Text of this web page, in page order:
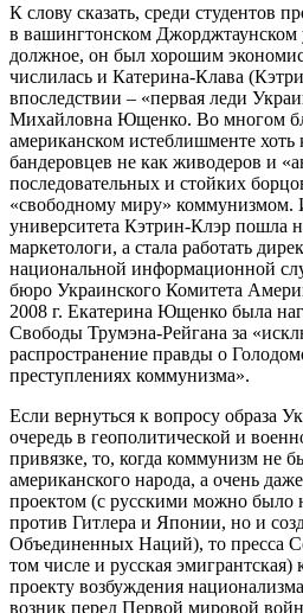
К слову сказать, среди студентов
в вашингтонском Джорджтаунском
должное, он был хорошим
числилась и Катерина-Клава
впоследствии – «первая леди
Михайловна Ющенко. Во многом
американском истеблишменте хоть
бандеровцев не как живодеров и
последовательных и стойких
«свободному миру» коммунизмом.
университета Кэтрин-Клэр пошла
маркетологи, а стала работать
национальной информационной
бюро Украинского Комитета
2008 г. Екатерина Ющенко была
Свободы Трумэна-Рейгана за
распространение правды о
преступлениях коммунизма».
Если вернуться к вопросу
очередь в геополитической и
привязке, то, когда коммунизм не
американского народа, а очень
проектом (с русскими можно было
против Гитлера и Японии, но и
Объединенных Наций), то пресса
том числе и русская эмигрантская)
проекту возбуждения
возник перед Первой мировой